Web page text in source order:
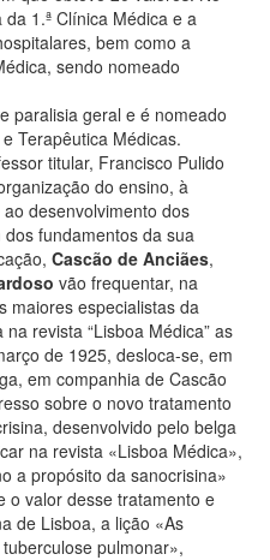
1.ª Clínica Médica e a
bem como a
sendo nomeado
paralisia geral e é nomeado
Terapêutica Médicas.
titular, Francisco Pulido
do ensino, à
desenvolvimento dos
fundamentos da sua
Cascão de Anciães,
vão frequentar, na
maiores especialistas da
revista “Lisboa Médica” as
de 1925, desloca-se, em
em companhia de Cascão
sobre o novo tratamento
desenvolvido pelo belga
na revista «Lisboa Médica»,
a propósito da sanocrisina»
o valor desse tratamento e
de Lisboa, a lição «As
pulmonar»,